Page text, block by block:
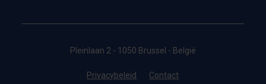
Pleinlaan 2 - 1050 Brussel - België
Privacybeleid Contact